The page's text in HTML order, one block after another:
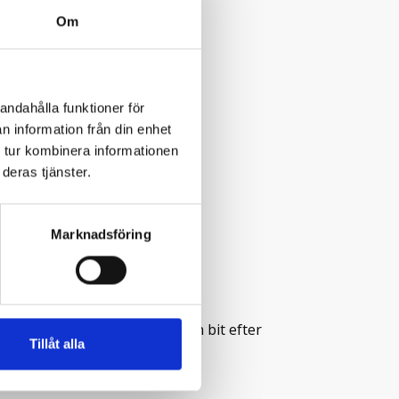
Om
funktioner för
information från din enhet
kombinera informationen
tjänster.
Marknadsföring
Tillåt alla
en parkeringsplats en liten bit efter